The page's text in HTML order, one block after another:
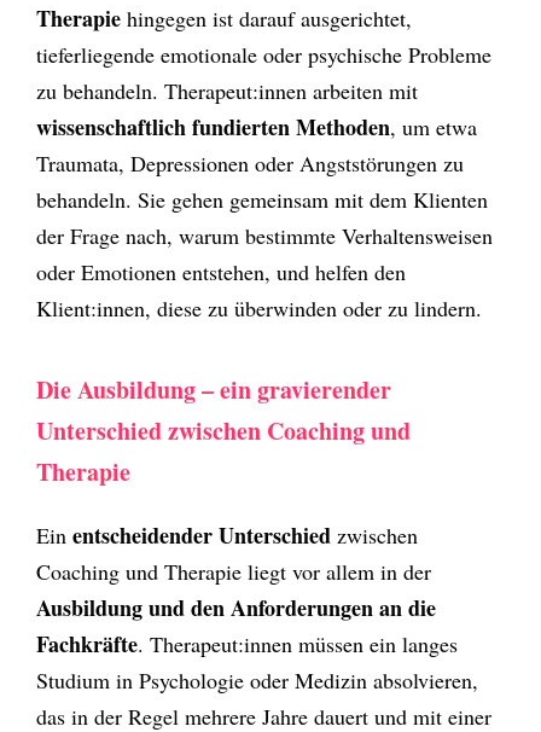
Therapie hingegen ist darauf ausgerichtet,
tieferliegende emotionale oder psychische Probleme
zu behandeln. Therapeut:innen arbeiten mit
wissenschaftlich fundierten Methoden, um etwa
Traumata, Depressionen oder Angststörungen zu
behandeln. Sie gehen gemeinsam mit dem Klienten
der Frage nach, warum bestimmte Verhaltensweisen
oder Emotionen entstehen, und helfen den
Klient:innen, diese zu überwinden oder zu lindern.
Die Ausbildung – ein gravierender
Unterschied zwischen Coaching und
Therapie
Ein entscheidender Unterschied zwischen
Coaching und Therapie liegt vor allem in der
Ausbildung und den Anforderungen an die
Fachkräfte. Therapeut:innen müssen ein langes
Studium in Psychologie oder Medizin absolvieren,
das in der Regel mehrere Jahre dauert und mit einer